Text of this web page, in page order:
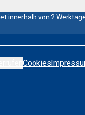
innerhalb von 2
Cookies